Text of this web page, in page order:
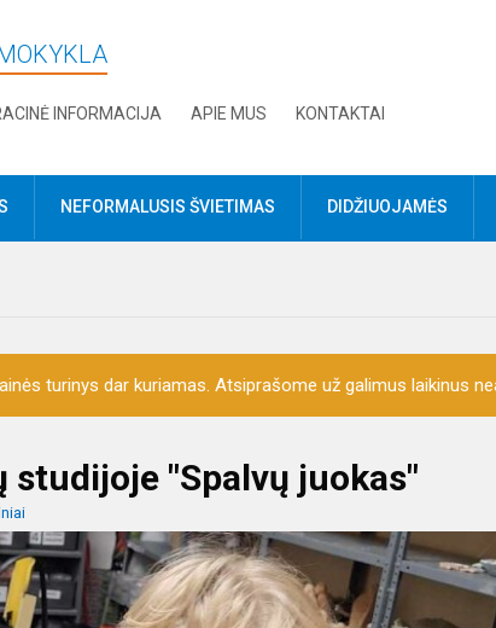
INFORMACIJA APIE MUS KONTAKTAI
NEFORMALUSIS ŠVIETIMAS DIDŽIUOJAMĖS
turinys dar kuriamas. Atsiprašome už galimus laikinus
"Spalvų juokas"